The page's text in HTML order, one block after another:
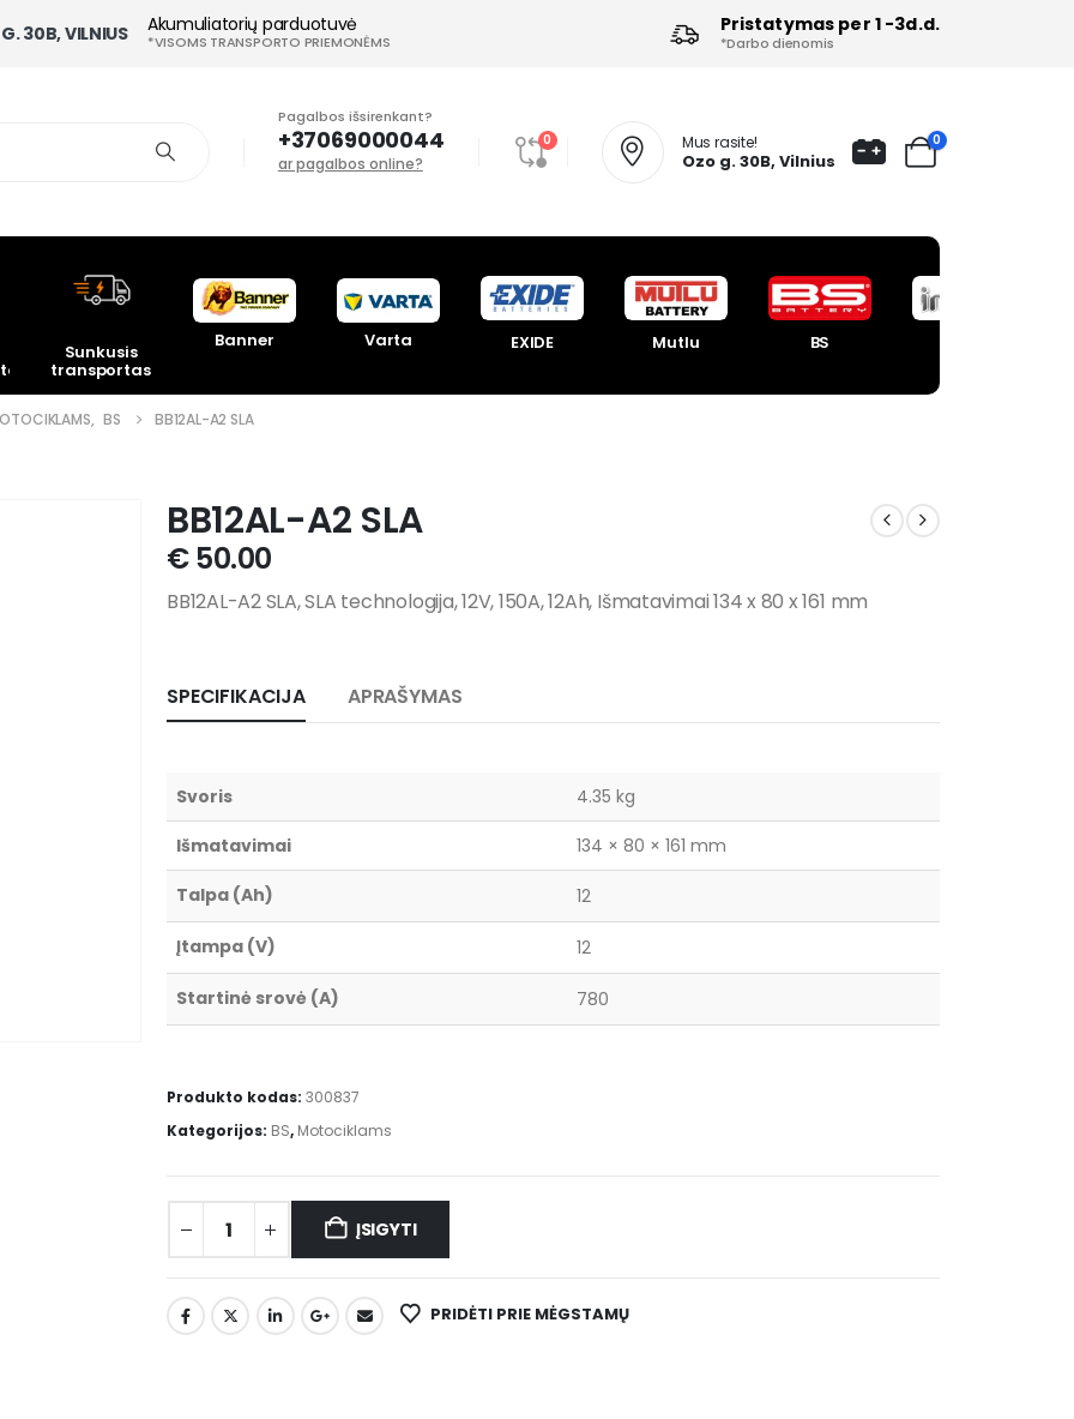
30B, VILNIUS Akumuliatorių parduotuvė
*VISOMS TRANSPORTO PRIEMONĖMS
Pristatymas per 1 -3d.d.
*Darbo dienomis
Pagalbos išsirenkant?
+37069000044
ar pagalbos online?
0 Mus rasite!
Ozo g. 30B, Vilnius
0
Sunkusis
transportas
Banner Varta EXIDE Mutlu BS
, BS BB12AL-A2 SLA
BB12AL-A2 SLA
€50.00
BB12AL-A2 SLA, SLA technologija, 12V, 150A, 12Ah, Išmatavimai 134 x 80 x 161 mm
SPECIFIKACIJA APRAŠYMAS
Svoris 4.35 kg
Išmatavimai 134 × 80 × 161 mm
Talpa (Ah) 12
Įtampa (V) 12
Startinė srovė (A) 780
Produkto kodas: 300837
Kategorijos: BS, Motociklams
ĮSIGYTI
PRIDĖTI PRIE MĖGSTAMŲ